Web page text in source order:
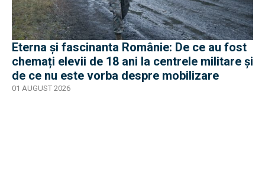
Eterna și fascinanta Românie: De ce au fost
chemați elevii de 18 ani la centrele militare și
de ce nu este vorba despre mobilizare
01 AUGUST 2026